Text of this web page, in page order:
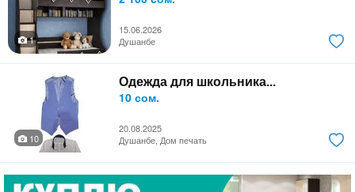
15.06.2026
1
Душанбе
Одежда для школьника...
10 сом.
20.08.2025
10
Душанбе, Дом печать